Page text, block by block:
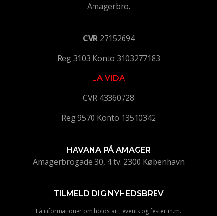
Amagerbro.
CVR 27152694
Reg 3103 Konto 3103277183
LA VIDA
CVR 43360728
Reg 9570 Konto 13510342
HAVANA PÅ AMAGER
Amagerbrogade 30, 4 tv. 2300 København
TILMELD DIG NYHEDSBREV
Få informationer om holdstart, events og fester m.m.